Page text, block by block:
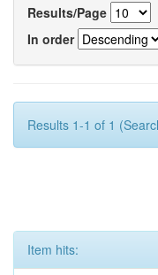
Results/Page
In order
Results 1-1 of 1
Item hits: